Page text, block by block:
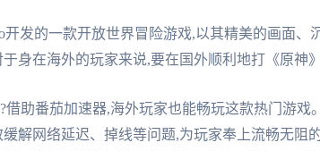
开发的一款开放世界冒险游戏,以其精美的画面
身在海外的玩家来说,要在国外顺利地打《原神
借助番茄加速器,海外玩家也能畅玩这款热门游
解网络延迟、掉线等问题,为玩家奉上流畅无阻